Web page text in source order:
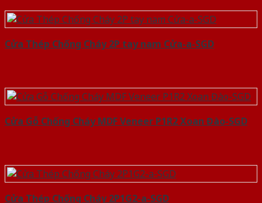
Cửa Thép Chống Cháy 2P tay nam Cửa-a-SGD
Cửa Gỗ Chống Cháy MDF Veneer P1R2 Xoan Đào-SGD
Cửa Thép Chống Cháy 2P1G2-a-SGD